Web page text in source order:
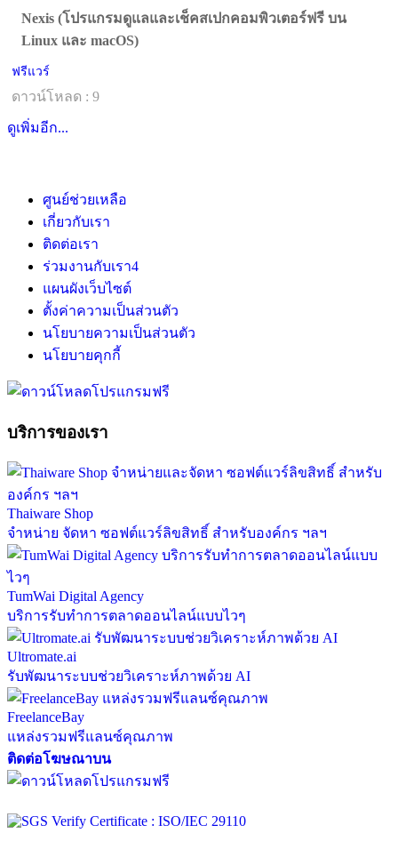
Nexis (โปรแกรมดูแลและเช็คสเปกคอมพิวเตอร์ฟรี บน
Linux และ macOS)
ฟรีแวร์
ดาวน์โหลด : 9
ดูเพิ่มอีก...
ศูนย์ช่วยเหลือ
เกี่ยวกับเรา
ติดต่อเรา
ร่วมงานกับเรา4
แผนผังเว็บไซต์
ตั้งค่าความเป็นส่วนตัว
นโยบายความเป็นส่วนตัว
นโยบายคุกกี้
บริการของเรา
Thaiware Shop
จำหน่าย จัดหา ซอฟต์แวร์ลิขสิทธิ์ สำหรับองค์กร ฯลฯ
TumWai Digital Agency
บริการรับทำการตลาดออนไลน์แบบไวๆ
Ultromate.ai
รับพัฒนาระบบช่วยวิเคราะห์ภาพด้วย AI
FreelanceBay
แหล่งรวมฟรีแลนซ์คุณภาพ
ติดต่อโฆษณาบน